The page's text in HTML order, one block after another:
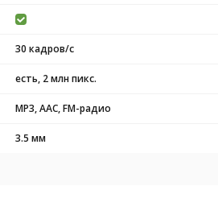
30 кадров/с
есть, 2 млн пикс.
MP3, AAC, FM-радио
3.5 мм